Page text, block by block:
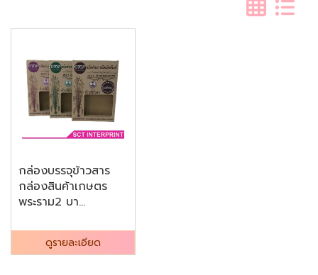
กล่องบรรจุข้าวสาร
กล่องสินค้าเกษตร
พระราม2 บา...
ดูรายละเอียด